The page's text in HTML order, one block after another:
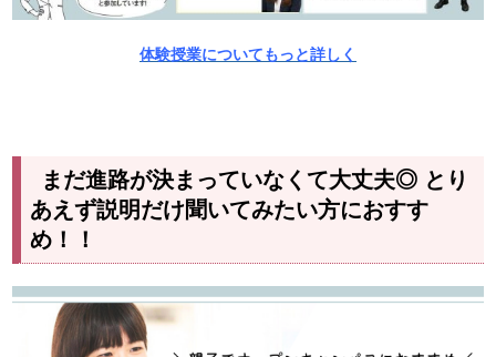
体験授業についてもっと詳しく
まだ進路が決まっていなくて大丈夫◎ とり
あえず説明だけ聞いてみたい方におすす
め！！